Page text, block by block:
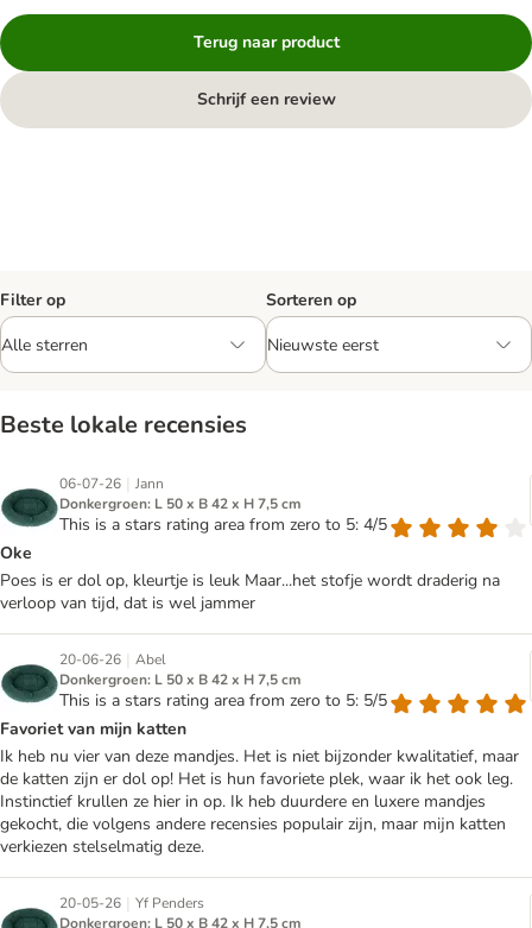
Terug naar product
Schrijf een review
Filter op Sorteren op
Beste lokale recensies
06-07-26 | Jann
Donkergroen: L 50 x B 42 x H 7,5 cm
This is a stars rating area from zero to 5: 4/5
Oke
Poes is er dol op, kleurtje is leuk Maar...het stofje wordt draderig na
verloop van tijd, dat is wel jammer
20-06-26 | Abel
Donkergroen: L 50 x B 42 x H 7,5 cm
This is a stars rating area from zero to 5: 5/5
Favoriet van mijn katten
Ik heb nu vier van deze mandjes. Het is niet bijzonder kwalitatief, maar
de katten zijn er dol op! Het is hun favoriete plek, waar ik het ook leg.
Instinctief krullen ze hier in op. Ik heb duurdere en luxere mandjes
gekocht, die volgens andere recensies populair zijn, maar mijn katten
verkiezen stelselmatig deze.
20-05-26 | Yf Penders
Donkergroen: L 50 x B 42 x H 7,5 cm